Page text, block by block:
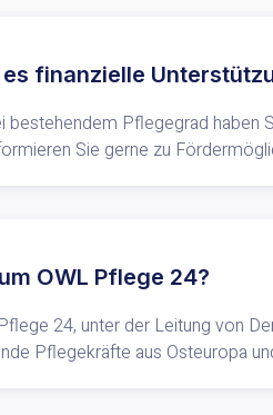
es finanzielle
bestehendem Pflegegrad haben
Sie gerne zu
OWL Pflege 24?
24, unter der Leitung von
Pflegekräfte aus Osteuropa